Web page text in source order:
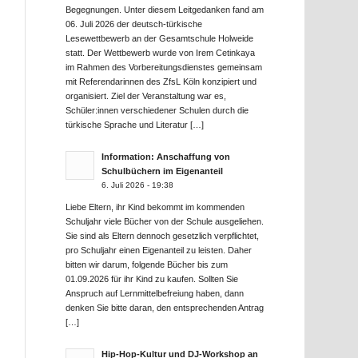
Begegnungen. Unter diesem Leitgedanken fand am
06. Juli 2026 der deutsch-türkische
Lesewettbewerb an der Gesamtschule Holweide
statt. Der Wettbewerb wurde von Irem Cetinkaya
im Rahmen des Vorbereitungsdienstes gemeinsam
mit Referendarinnen des ZfsL Köln konzipiert und
organisiert. Ziel der Veranstaltung war es,
Schüler:innen verschiedener Schulen durch die
türkische Sprache und Literatur […]
Information: Anschaffung von
Schulbüchern im Eigenanteil
6. Juli 2026 - 19:38
Liebe Eltern, ihr Kind bekommt im kommenden
Schuljahr viele Bücher von der Schule ausgeliehen.
Sie sind als Eltern dennoch gesetzlich verpflichtet,
pro Schuljahr einen Eigenanteil zu leisten. Daher
bitten wir darum, folgende Bücher bis zum
01.09.2026 für ihr Kind zu kaufen. Sollten Sie
Anspruch auf Lernmittelbefreiung haben, dann
denken Sie bitte daran, den entsprechenden Antrag
[…]
Hip-Hop-Kultur und DJ-Workshop an